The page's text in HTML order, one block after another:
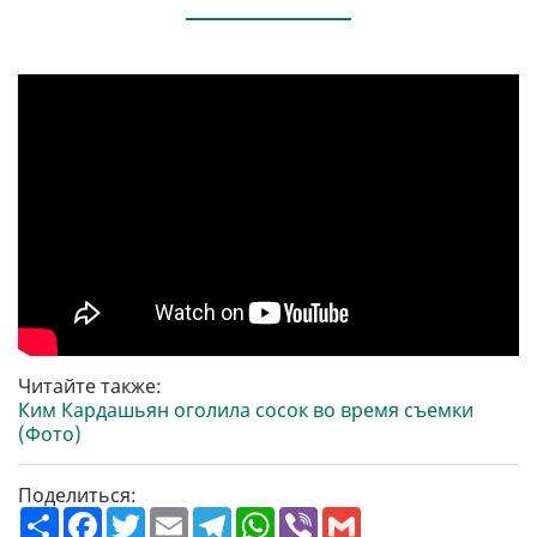
Читайте также:
Ким Кардашьян оголила сосок во время съемки
(Фото)
Поделиться:
П
F T E T W V